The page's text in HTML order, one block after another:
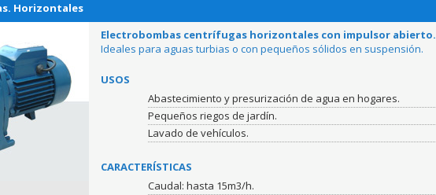
Horizontales
Electrobombas centrífugas horizontales con impulsor abierto.
Ideales para aguas turbias o con pequeños sólidos en suspensión.
USOS
Abastecimiento y presurización de agua en hogares.
Pequeños riegos de jardín.
Lavado de vehículos.
CARACTERÍSTICAS
Caudal: hasta 15m3/h.